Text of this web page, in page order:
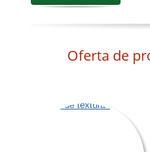
Oferta de